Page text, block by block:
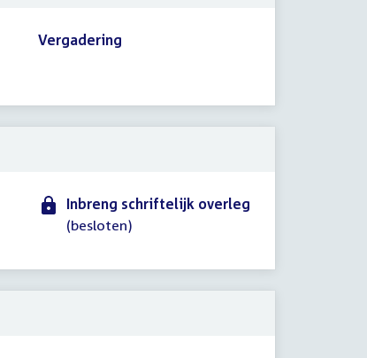
Vergadering
Inbreng schriftelijk overleg
(besloten)